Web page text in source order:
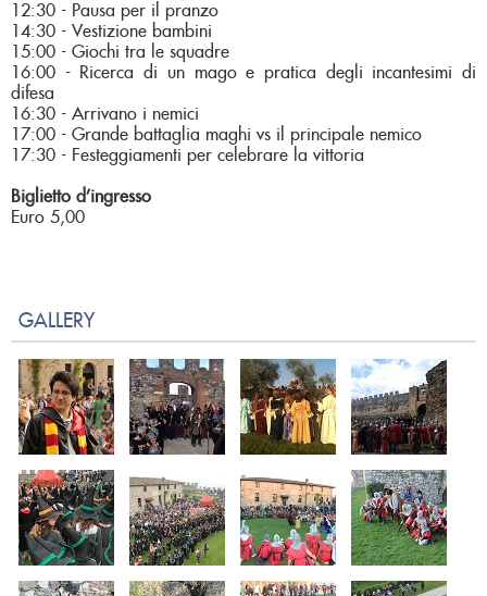
12:30 - Pausa per il pranzo
14:30 - Vestizione bambini
15:00 - Giochi tra le squadre
16:00 - Ricerca di un mago e pratica degli incantesimi di
difesa
16:30 - Arrivano i nemici
17:00 - Grande battaglia maghi vs il principale nemico
17:30 - Festeggiamenti per celebrare la vittoria
Biglietto d’ingresso
Euro 5,00
GALLERY